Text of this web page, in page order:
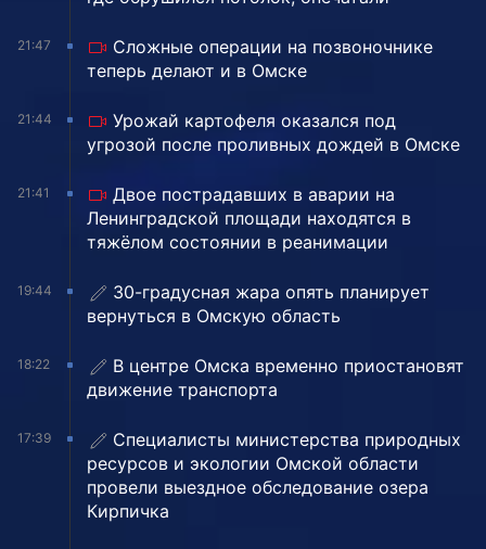
21:47
Сложные операции на позвоночнике
теперь делают и в Омске
21:44
Урожай картофеля оказался под
угрозой после проливных дождей в Омске
21:41
Двое пострадавших в аварии на
Ленинградской площади находятся в
тяжёлом состоянии в реанимации
19:44
30-градусная жара опять планирует
вернуться в Омскую область
18:22
В центре Омска временно приостановят
движение транспорта
17:39
Специалисты министерства природных
ресурсов и экологии Омской области
провели выездное обследование озера
Кирпичка